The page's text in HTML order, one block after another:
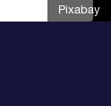
Pixabay